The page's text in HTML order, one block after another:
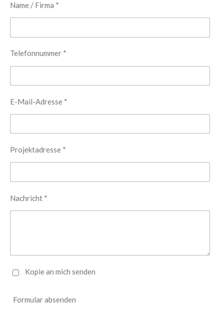
Name / Firma *
Telefonnummer *
E-Mail-Adresse *
Projektadresse *
Nachricht *
Kopie an mich senden
Formular absenden